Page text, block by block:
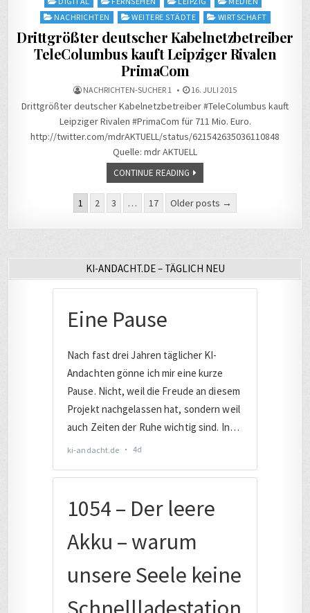
in NACHRICHTEN
WEITERE STÄDTE WIRTSCHAFT
Drittgrößter deutscher Kabelnetzbetreiber
TeleColumbus kauft Leipziger Rivalen
PrimaCom
NACHRICHTEN-SUCHER 1 16. JULI 2015
Drittgrößter deutscher Kabelnetzbetreiber #TeleColumbus kauft
Leipziger Rivalen #PrimaCom für 711 Mio. Euro.
http://twitter.com/mdrAKTUELL/status/621542635036110848
Quelle: mdr AKTUELL
CONTINUE READING
Seitennummerierung
der
1 2 3 … 17 Older posts →
KI-ANDACHT.DE – TÄGLICH NEU